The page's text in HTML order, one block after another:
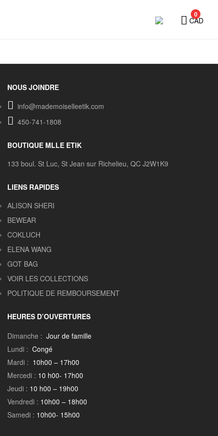
0
CAD
NOUS JOINDRE
info@mademoiselleetik.com
450-741-1808
BOUTIQUE MLLE ETIK
133 boul. St Luc, St Jean sur Richelieu, QC J2W1K9
LIENS RAPIDES
ALISON SHERI
BEWEAR
COKLUCH
ELENA WANG
GOT BAG
VOIR LES COLLECTIONS
POLITIQUE DE REMBOURSEMENT
HEURES D’OUVERTURES
Dimanche : Jour de famille
Lundi : Congé
Mardi : 10h00 – 17h00
Mercedi : 10 h00- 17h00
Jeudi : 10 h00 – 19h00
Vendredi : 10h00 – 18h00
Samedi : 10h00- 15h00